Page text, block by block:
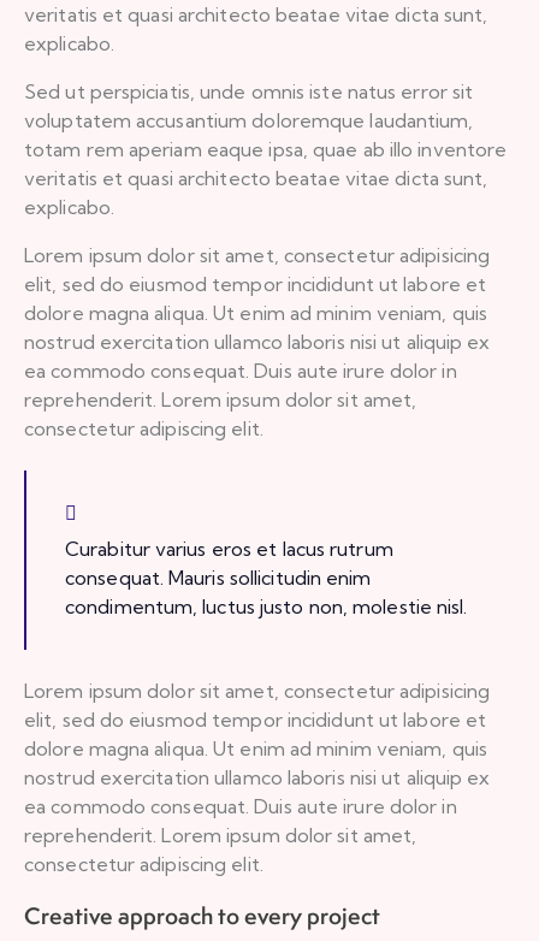
veritatis et quasi architecto beatae vitae dicta sunt,
explicabo.
Sed ut perspiciatis, unde omnis iste natus error sit
voluptatem accusantium doloremque laudantium,
totam rem aperiam eaque ipsa, quae ab illo inventore
veritatis et quasi architecto beatae vitae dicta sunt,
explicabo.
Lorem ipsum dolor sit amet, consectetur adipisicing
elit, sed do eiusmod tempor incididunt ut labore et
dolore magna aliqua. Ut enim ad minim veniam, quis
nostrud exercitation ullamco laboris nisi ut aliquip ex
ea commodo consequat. Duis aute irure dolor in
reprehenderit. Lorem ipsum dolor sit amet,
consectetur adipiscing elit.
Curabitur varius eros et lacus rutrum
consequat. Mauris sollicitudin enim
condimentum, luctus justo non, molestie nisl.
Lorem ipsum dolor sit amet, consectetur adipisicing
elit, sed do eiusmod tempor incididunt ut labore et
dolore magna aliqua. Ut enim ad minim veniam, quis
nostrud exercitation ullamco laboris nisi ut aliquip ex
ea commodo consequat. Duis aute irure dolor in
reprehenderit. Lorem ipsum dolor sit amet,
consectetur adipiscing elit.
Creative approach to every project